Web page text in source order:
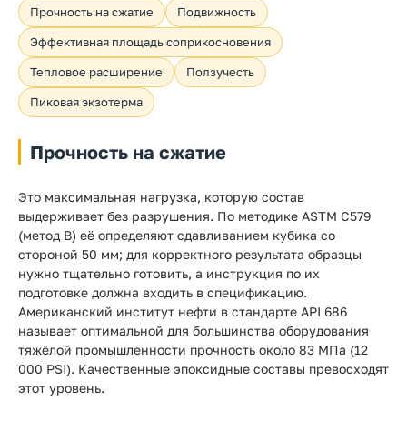
Прочность на сжатие Подвижность
Эффективная площадь соприкосновения
Тепловое расширение Ползучесть
Пиковая экзотерма
Прочность на сжатие
Это максимальная нагрузка, которую состав
выдерживает без разрушения. По методике ASTM C579
(метод B) её определяют сдавливанием кубика со
стороной 50 мм; для корректного результата образцы
нужно тщательно готовить, а инструкция по их
подготовке должна входить в спецификацию.
Американский институт нефти в стандарте API 686
называет оптимальной для большинства оборудования
тяжёлой промышленности прочность около 83 МПа (12
000 PSI). Качественные эпоксидные составы превосходят
этот уровень.